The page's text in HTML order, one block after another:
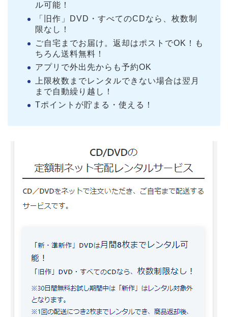
ル可能！
「旧作」DVD・すべてのCDなら、枚数制
限なし！
ご自宅までお届け。返却はポストでOK！も
ちろん送料無料！
アプリで外出先からも予約OK
上限枚数までレンタルできない場合は翌月
まで自動繰り越し！
Tポイントが貯まる・使える！